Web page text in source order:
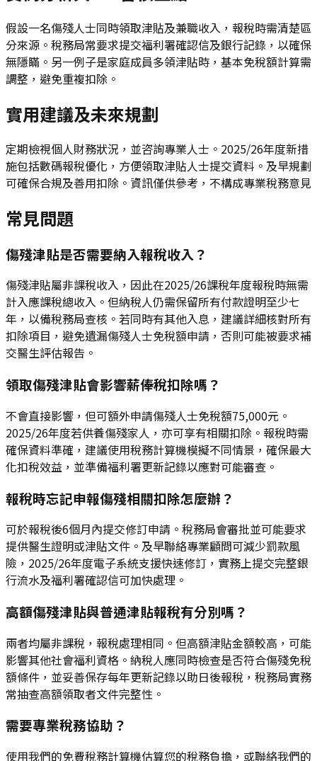
假設一名傷殘人士同時領取津貼及兼職收入，報稅時需清楚區
分來源。稅務局常要求提交福利署確認信及銀行記錄，以確保
無隱瞞。另一例子是家庭成員多領津貼時，基本免稅額計算需
調整，避免重複扣除。
實用建議及未來規劃
定期檢視個人財務狀況，並咨詢專業人士。2025/26年度新措
施包括數碼報稅優化，方便領取津貼人士提交資料。及早規劃
可確保合規及善用扣除。資訊僅供參考，不構成專業稅務意見
常見問題
傷殘津貼是否需要納入報稅收入？
傷殘津貼屬非課稅收入，因此在2025/26課稅年度報稅時無需
計入應課稅總收入。但納稅人仍需保留所有付款證明至少七
年，以備稅務局查核。若同時有其他入息，建議詳細核對所有
扣除項目，避免遺漏傷殘人士免稅額申請，否則可能被要求補
交醫生評估報告。
領取傷殘津貼會影響薪俸稅扣除嗎？
不會直接影響，但可額外申請傷殘人士免稅額75,000元。
2025/26年度若供養傷殘家人，亦可享有相關扣除。報稅時需
確保資料準確，建議使用稅務計算機模擬不同情景，確保最大
化扣稅效益，並準備福利署更新記錄以應對可能審查。
報稅時忘記申報傷殘相關扣除怎麼辦？
可於報稅後6個月內提交修訂申請。稅務局會審批並可能要求
提供醫生證明或津貼文件。及早聯絡專業顧問可減少罰款風
險，2025/26年度電子系統支援快速修訂，實務上提交完整銀
行流水及福利署確認信可加快處理。
高額傷殘津貼與普通津貼報稅有分別嗎？
兩者均屬非課稅，報稅處理相同。但高額津貼金額較高，可能
影響其他社會福利資格。納稅人應同時檢查是否符合傷殘免稅
額條件，並妥善保存每年更新記錄以助日後報稅，稅務局實務
常抽查高額領取者文件完整性。
需要專業稅務協助？
使用我們的免費稅務計算機估算您的稅務負擔，或聯絡我們的